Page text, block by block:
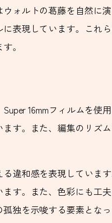
ォルトの葛藤を自然に
表現しています。これ
。
16mmフィルムを使
す。また、編集のリズ
違和感を表現していま
す。また、色彩にも工
独を示唆する要素となっ